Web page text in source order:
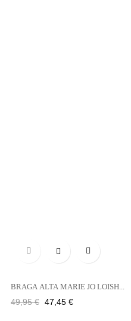

BRAGA ALTA MARIE JO LOISH...
Precio
49,95 € Precio
47,45 €